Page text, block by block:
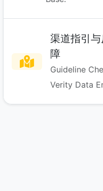
渠道指引
障
Guideline
Verity Data